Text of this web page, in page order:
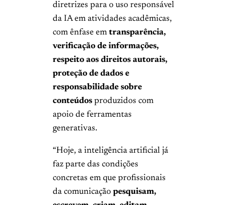
diretrizes para o uso responsável
da IA em atividades acadêmicas,
com ênfase em transparência,
verificação de informações,
respeito aos direitos autorais,
proteção de dados e
responsabilidade sobre
conteúdos produzidos com
apoio de ferramentas
generativas.
“Hoje, a inteligência artificial já
faz parte das condições
concretas em que profissionais
da comunicação pesquisam,